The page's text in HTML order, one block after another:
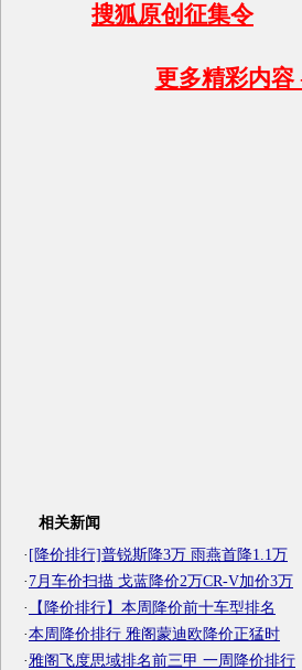
搜狐原创征集令
更多精彩内
相关新闻
· [降价排行]普锐斯降3万 雨燕首降1.1万
· 7月车价扫描 戈蓝降价2万CR-V加价3万
· 【降价排行】本周降价前十车型排名
·本周降价排行 雅阁蒙迪欧降价正猛时
·雅阁飞度思域排名前三甲 一周降价排行